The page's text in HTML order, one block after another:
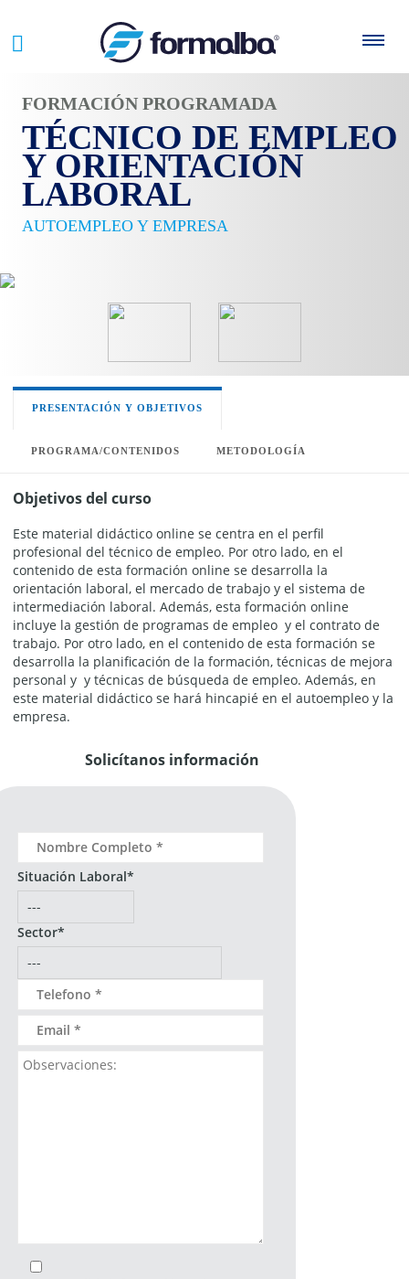
FORMACIÓN PROGRAMADA
TÉCNICO DE EMPLEO
Y ORIENTACIÓN
LABORAL
AUTOEMPLEO Y EMPRESA
PRESENTACIÓN Y OBJETIVOS
PROGRAMA/CONTENIDOS METODOLOGÍA
Objetivos del curso
Este material didáctico online se centra en el perfil
profesional del técnico de empleo. Por otro lado, en el
contenido de esta formación online se desarrolla la
orientación laboral, el mercado de trabajo y el sistema de
intermediación laboral. Además, esta formación online
incluye la gestión de programas de empleo y el contrato de
trabajo. Por otro lado, en el contenido de esta formación se
desarrolla la planificación de la formación, técnicas de mejora
personal y y técnicas de búsqueda de empleo. Además, en
este material didáctico se hará hincapié en el autoempleo y la
empresa.
Solicítanos información
Situación Laboral*
Sector*